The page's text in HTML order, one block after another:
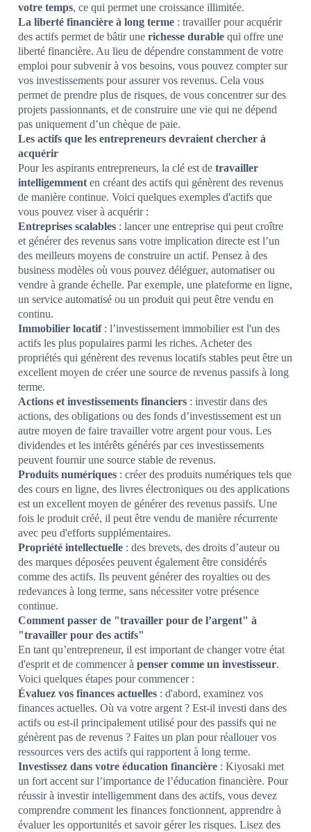
votre temps, ce qui permet une croissance illimitée.
La liberté financière à long terme : travailler pour acquérir
des actifs permet de bâtir une richesse durable qui offre une
liberté financière. Au lieu de dépendre constamment de votre
emploi pour subvenir à vos besoins, vous pouvez compter sur
vos investissements pour assurer vos revenus. Cela vous
permet de prendre plus de risques, de vous concentrer sur des
projets passionnants, et de construire une vie qui ne dépend
pas uniquement d’un chèque de paie.
Les actifs que les entrepreneurs devraient chercher à
acquérir
Pour les aspirants entrepreneurs, la clé est de travailler
intelligemment en créant des actifs qui génèrent des revenus
de manière continue. Voici quelques exemples d'actifs que
vous pouvez viser à acquérir :
Entreprises scalables : lancer une entreprise qui peut croître
et générer des revenus sans votre implication directe est l’un
des meilleurs moyens de construire un actif. Pensez à des
business modèles où vous pouvez déléguer, automatiser ou
vendre à grande échelle. Par exemple, une plateforme en ligne,
un service automatisé ou un produit qui peut être vendu en
continu.
Immobilier locatif: l’investissement immobilier est l'un des
actifs les plus populaires parmi les riches. Acheter des
propriétés qui génèrent des revenus locatifs stables peut être un
excellent moyen de créer une source de revenus passifs à long
terme.
Actions et investissements financiers : investir dans des
actions, des obligations ou des fonds d’investissement est un
autre moyen de faire travailler votre argent pour vous. Les
dividendes et les intérêts générés par ces investissements
peuvent fournir une source stable de revenus.
Produits numériques : créer des produits numériques tels que
des cours en ligne, des livres électroniques ou des applications
est un excellent moyen de générer des revenus passifs. Une
fois le produit créé, il peut être vendu de manière récurrente
avec peu d'efforts supplémentaires.
Propriété intellectuelle : des brevets, des droits d’auteur ou
des marques déposées peuvent également être considérés
comme des actifs. Ils peuvent générer des royalties ou des
redevances à long terme, sans nécessiter votre présence
continue.
Comment passer de "travailler pour de l’argent" à
"travailler pour des actifs"
En tant qu’entrepreneur, il est important de changer votre état
d'esprit et de commencer à penser comme un investisseur.
Voici quelques étapes pour commencer :
Évaluez vos finances actuelles : d'abord, examinez vos
finances actuelles. Où va votre argent ? Est-il investi dans des
actifs ou est-il principalement utilisé pour des passifs qui ne
génèrent pas de revenus ? Faites un plan pour réallouer vos
ressources vers des actifs qui rapportent à long terme.
Investissez dans votre éducation financière : Kiyosaki met
un fort accent sur l’importance de l’éducation financière. Pour
réussir à investir intelligemment dans des actifs, vous devez
comprendre comment les finances fonctionnent, apprendre à
évaluer les opportunités et savoir gérer les risques. Lisez des